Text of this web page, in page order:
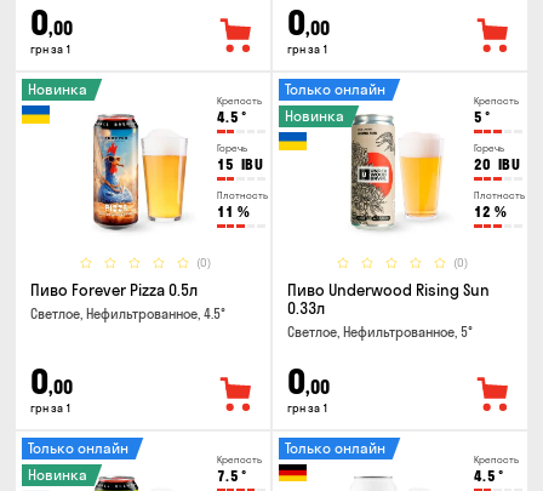
0,00
грн за 1
0,00
грн за 1
Крепость
4.5 °
Горечь
15 IBU
Плотность
11 %
(0)
Новинка
Пиво Forever Pizza 0.5л
Светлое, Нефильтрованное, 4.5°
0,00
грн за 1
Крепость
5 °
Горечь
20 IBU
Плотность
12 %
(0)
Только онлайн
Новинка
Пиво Underwood Rising Sun
0.33л
Светлое, Нефильтрованное, 5°
0,00
грн за 1
Крепость
7.5 °
Только онлайн
Новинка
Крепость
4.5 °
Только онлайн